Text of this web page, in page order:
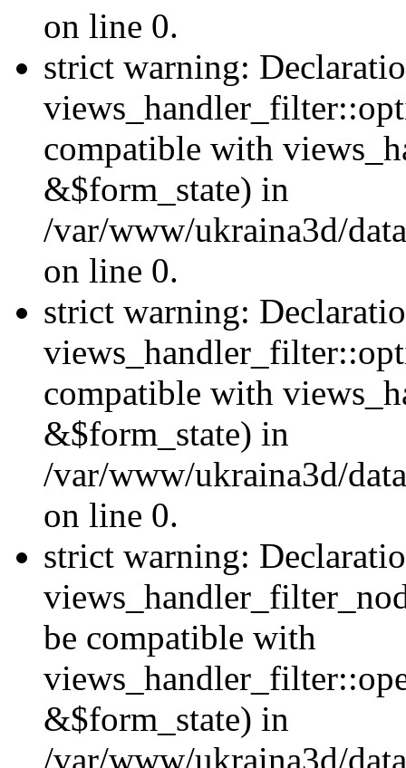
on line 0.
strict warning:
compatible with
&$form_state) in
/var/www/ukraina3d/
on line 0.
strict warning:
compatible with
&$form_state) in
/var/www/ukraina3d/
on line 0.
strict warning:
be compatible with
&$form_state) in
/var/www/ukraina3d/